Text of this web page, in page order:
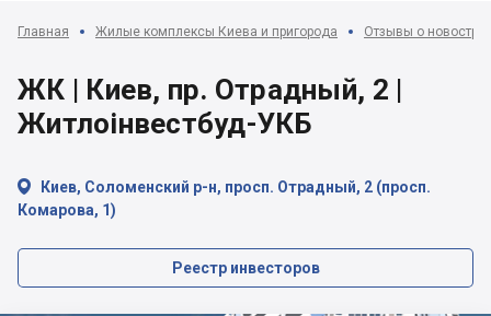
Главная Жилые комплексы Киева и пригорода Отзывы о
ЖК | Киев, пр. Отрадный, 2 |
Житлоінвестбуд-УКБ

Киев, Соломенский р-н, просп. Отрадный, 2 (просп.
Комарова, 1)
Реестр инвесторов